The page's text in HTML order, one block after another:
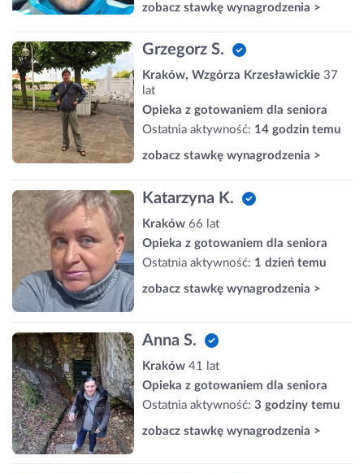
zobacz stawkę wynagrodzenia >
Grzegorz S.
Kraków, Wzgórza Krzesławickie 37
lat
Opieka z gotowaniem dla seniora
Ostatnia aktywność: 14 godzin temu
zobacz stawkę wynagrodzenia >
Katarzyna K.
Kraków 66 lat
Opieka z gotowaniem dla seniora
Ostatnia aktywność: 1 dzień temu
zobacz stawkę wynagrodzenia >
Anna S.
Kraków 41 lat
Opieka z gotowaniem dla seniora
Ostatnia aktywność: 3 godziny temu
zobacz stawkę wynagrodzenia >